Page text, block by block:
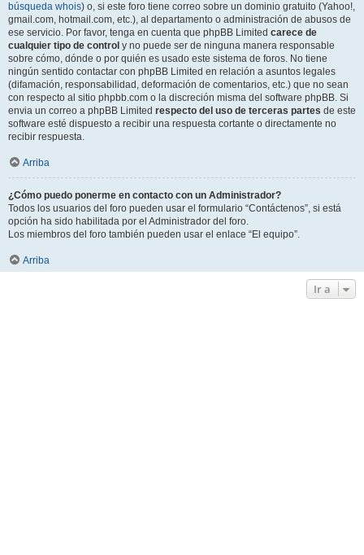
búsqueda whois) o, si este foro tiene correo sobre un dominio gratuito (Yahoo!,
gmail.com, hotmail.com, etc.), al departamento o administración de abusos de
ese servicio. Por favor, tenga en cuenta que phpBB Limited carece de
cualquier tipo de control y no puede ser de ninguna manera responsable
sobre cómo, dónde o por quién es usado este sistema de foros. No tiene
ningún sentido contactar con phpBB Limited en relación a asuntos legales
(difamación, responsabilidad, deformación de comentarios, etc.) que no sean
con respecto al sitio phpbb.com o la discreción misma del software phpBB. Si
envia un correo a phpBB Limited respecto del uso de terceras partes de este
software esté dispuesto a recibir una respuesta cortante o directamente no
recibir respuesta.
Arriba
¿Cómo puedo ponerme en contacto con un Administrador?
Todos los usuarios del foro pueden usar el formulario “Contáctenos”, si está
opción ha sido habilitada por el Administrador del foro.
Los miembros del foro también pueden usar el enlace “El equipo”.
Arriba
Ir a